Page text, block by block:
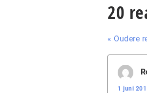
20
« Oudere
1 juni